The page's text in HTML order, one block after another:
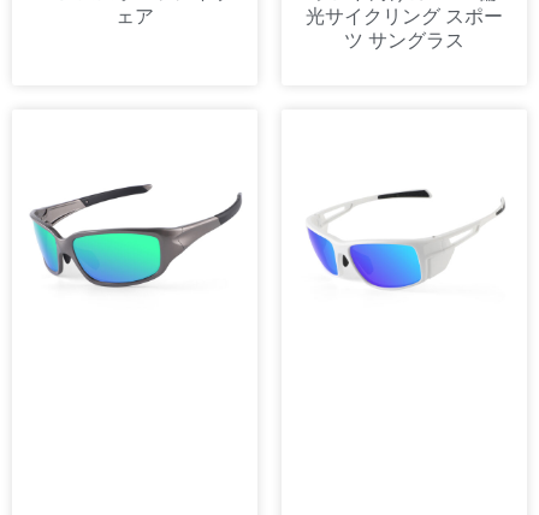
ェア 光サイクリング スポー
ツ サングラス